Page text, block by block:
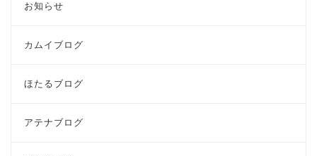
お知らせ
カムイブログ
ほたるブログ
アテナブログ